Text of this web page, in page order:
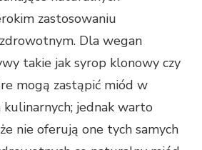
zastosowaniu
Dla wegan
takie jak syrop klonowy czy
mogą zastąpić miód w
jednak warto
nie oferują one tych samych